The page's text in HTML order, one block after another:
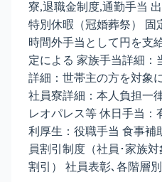
寮,退職金制度,通勤手当
特別休暇（冠婚葬祭） 固
時間外手当として円を支
定による 家族手当詳細：
詳細：世帯主の方を対象
社員寮詳細：本人負担一
レオパレス等 休日手当：
利厚生：役職手当 食事補
員割引制度（社員･家族
割引） 社員表彰､各階層